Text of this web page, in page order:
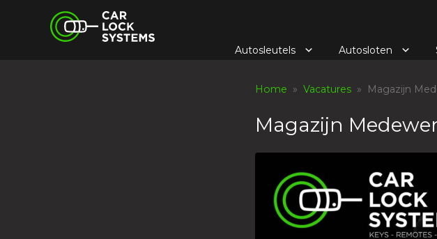
Car Lock Systems
Autosleutels Autosloten
Home » Vacatures » Magazijn
Magazijn